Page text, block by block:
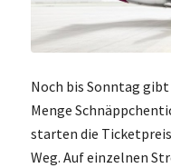
Noch bis Sonntag gibt
Menge
starten die
Weg. Auf einzelnen